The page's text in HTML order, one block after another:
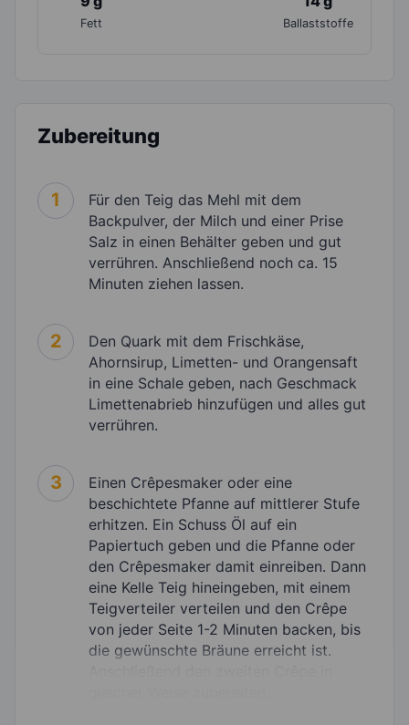
Fett Ballaststoffe
Zubereitung
1
Für den Teig das Mehl mit dem
Backpulver, der Milch und einer Prise
Salz in einen Behälter geben und gut
verrühren. Anschließend noch ca. 15
Minuten ziehen lassen.
2
Den Quark mit dem Frischkäse,
Ahornsirup, Limetten- und Orangensaft
in eine Schale geben, nach Geschmack
Limettenabrieb hinzufügen und alles gut
verrühren.
3
Einen Crêpesmaker oder eine
beschichtete Pfanne auf mittlerer Stufe
erhitzen. Ein Schuss Öl auf ein
Papiertuch geben und die Pfanne oder
den Crêpesmaker damit einreiben. Dann
eine Kelle Teig hineingeben, mit einem
Teigverteiler verteilen und den Crêpe
von jeder Seite 1-2 Minuten backen, bis
die gewünschte Bräune erreicht ist.